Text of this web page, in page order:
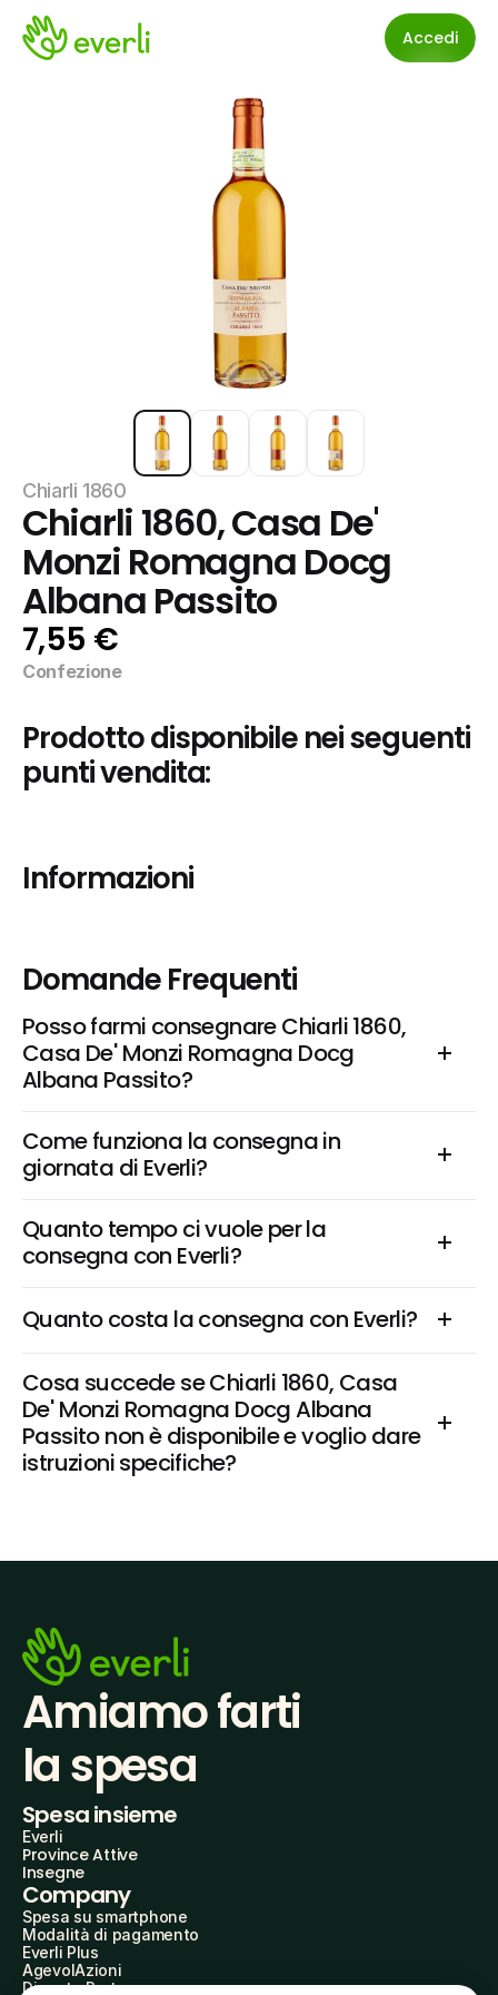
Accedi
Chiarli 1860
Chiarli 1860, Casa De'
Monzi Romagna Docg
Albana Passito
7,55 €
Confezione
Prodotto disponibile nei seguenti
punti vendita:
Informazioni
Domande Frequenti
Posso farmi consegnare Chiarli 1860,
Casa De' Monzi Romagna Docg
Albana Passito?
Come funziona la consegna in
giornata di Everli?
Quanto tempo ci vuole per la
consegna con Everli?
Quanto costa la consegna con Everli?
Cosa succede se Chiarli 1860, Casa
De' Monzi Romagna Docg Albana
Passito non è disponibile e voglio dare
istruzioni specifiche?
Amiamo farti
la spesa
Spesa insieme
Everli
Province Attive
Insegne
Company
Spesa su smartphone
Modalità di pagamento
Everli Plus
AgevolAzioni
Diventa Partner